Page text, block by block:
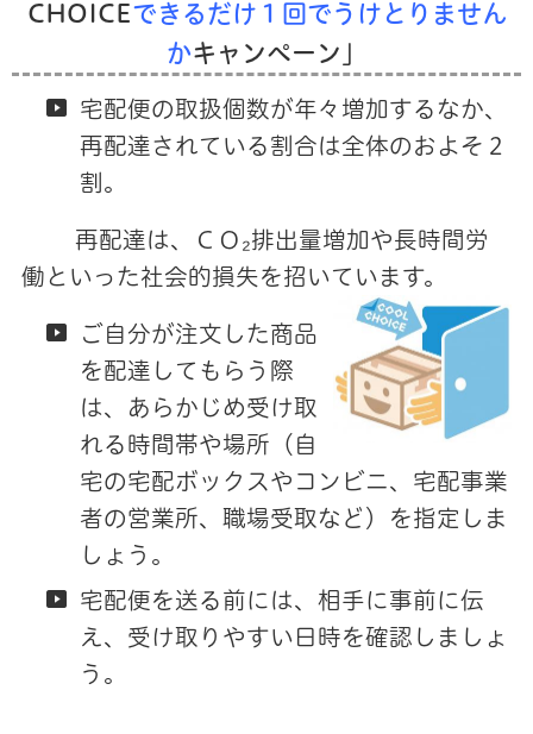
CHOICEできるだけ１回でうけとりません
かキャンペーン」
宅配便の取扱個数が年々増加するなか、
再配達されている割合は全体のおよそ２
割。
再配達は、ＣＯ₂排出量増加や長時間労
働といった社会的損失を招いています。
ご自分が注文した商品
を配達してもらう際
は、あらかじめ受け取
れる時間帯や場所（自
宅の宅配ボックスやコンビニ、宅配事業
者の営業所、職場受取など）を指定しま
しょう。
宅配便を送る前には、相手に事前に伝
え、受け取りやすい日時を確認しましょ
う。